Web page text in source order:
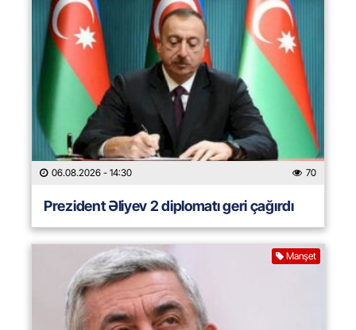
06.08.2026 - 14:30 70
Prezident Əliyev 2 diplomatı geri çağırdı
Manşet